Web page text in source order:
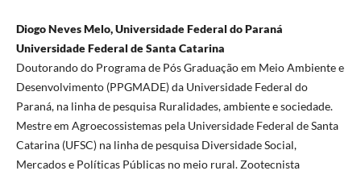
Diogo Neves Melo, Universidade Federal do Paraná
Universidade Federal de Santa Catarina
Doutorando do Programa de Pós Graduação em Meio Ambiente e
Desenvolvimento (PPGMADE) da Universidade Federal do
Paraná, na linha de pesquisa Ruralidades, ambiente e sociedade.
Mestre em Agroecossistemas pela Universidade Federal de Santa
Catarina (UFSC) na linha de pesquisa Diversidade Social,
Mercados e Políticas Públicas no meio rural. Zootecnista